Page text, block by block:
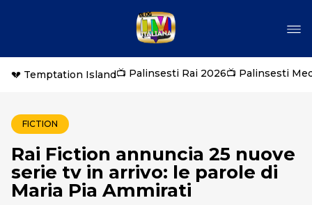
💔 Temptation Island📺 Palinsesti Rai 2026📺 Palinsesti
FICTION
Rai Fiction annuncia 25 nuove
serie tv in arrivo: le parole di
Maria Pia Ammirati